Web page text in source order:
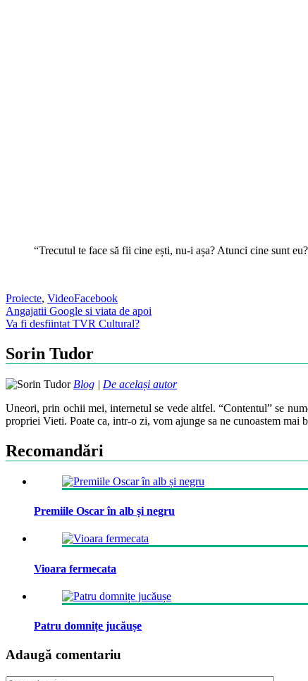
“Trecutul te face să fii cine ești, nu-i așa? Atunci cine sunt
Proiecte, VideoFacebook
Post
navigation
Angajatii Google si viata de apoi
Va fi desfiintat TVR Cultural?
Sorin Tudor
Blog | De același autor
Uneori, prin ochii mei, internetul se vede altfel. “Contentul” se
propriei Vieti. Poate ca, intr-o zi, vom ajunge sa ne cunoastem mai
Recomandări
Premiile Oscar în alb și negru
Vioara fermecata
Patru domnițe jucăușe
Adaugă comentariu